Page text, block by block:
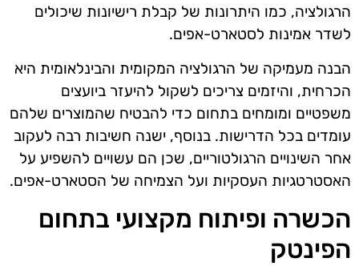
הרגולציה, כמו היתרונות של קבלת רישיונות שיכולים
לשדר אמינות לסטארט-אפים.
הבנה מעמיקה של הרגולציה המקומית והבינלאומית היא
הכרחית, והיזמים צריכים לשקול להיעזר ביועצים
משפטיים ומומחים בתחום כדי להבטיח שהמוצרים שלהם
עומדים בכל הדרישות. בנוסף, ישנה חשיבות רבה לעקוב
אחר השינויים הרגולטוריים, שכן הם עשויים להשפיע על
האסטרטגיות העסקיות ועל הצמיחה של הסטארט-אפים.
הכשרה ופיתוח מקצועי בתחום
הפינטק